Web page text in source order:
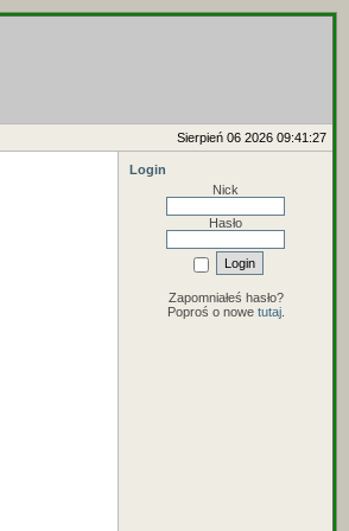
Sierpień 06 2026 09:41:27
Login
Nick
Hasło
Zapomniałeś hasło?
Poproś o nowe tutaj.